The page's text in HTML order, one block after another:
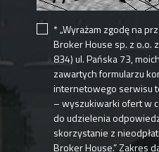
* „Wyrażam zgodę na
Broker House sp. z o.o.
834) ul. Pańska 73,
zawartych formularzu
internetowego serwisu
– wyszukiwarki ofert w
do udzielenia
skorzystanie z
Broker House.” Zakres